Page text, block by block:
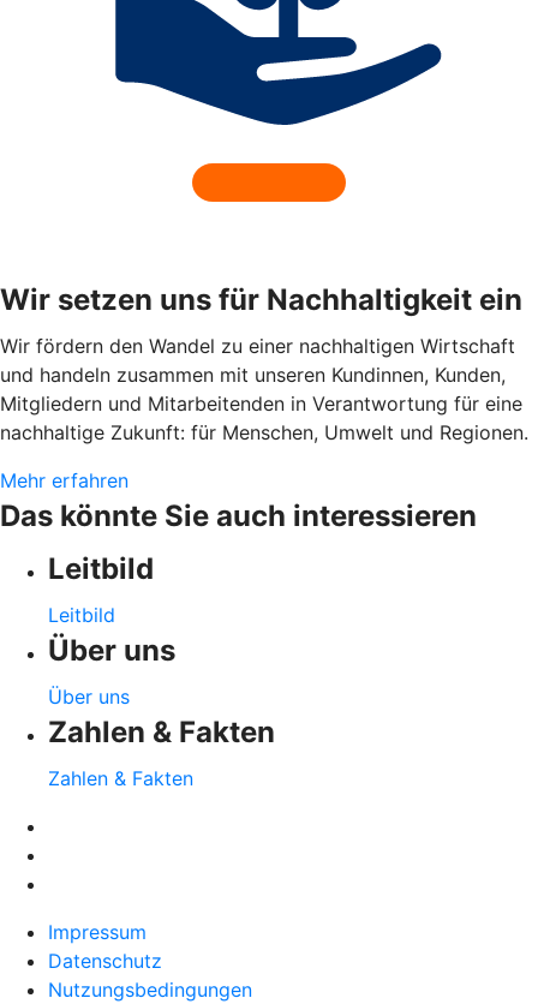
Wir setzen uns für Nachhaltigkeit ein
Wir fördern den Wandel zu einer nachhaltigen Wirtschaft
und handeln zusammen mit unseren Kundinnen, Kunden,
Mitgliedern und Mitarbeitenden in Verantwortung für eine
nachhaltige Zukunft: für Menschen, Umwelt und Regionen.
Mehr erfahren
Das könnte Sie auch interessieren
Leitbild
Leitbild
Über uns
Über uns
Zahlen & Fakten
Zahlen & Fakten
Impressum
Datenschutz
Nutzungsbedingungen